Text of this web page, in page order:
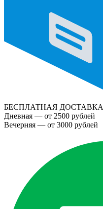
БЕСПЛАТНАЯ ДОСТАВКА
Дневная — от 2500 рублей
Вечерняя — от 3000 рублей